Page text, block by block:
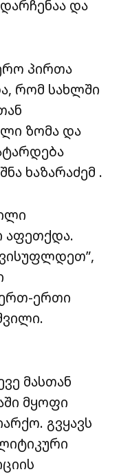
და
პირთა
რომ სახლში
ზომა და
ხაზარაძემ .
აფეთქდა.
ერთ-ერთი
მასთან
მყოფი
გვყავს